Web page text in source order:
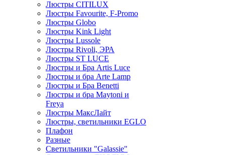
Люстры CITILUX
Люстры Favourite, F-Promo
Люстры Globo
Люстры Kink Light
Люстры Lussole
Люстры Rivoli, ЭРА
Люстры ST LUCE
Люстры и Бра Artis Luce
Люстры и бра Arte Lamp
Люстры и Бра Benetti
Люстры и бра Maytoni и
Freya
Люстры МаксЛайт
Люстры, светильники EGLO
Плафон
Разные
Светильники "Galassie"